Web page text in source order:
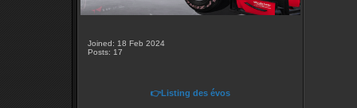
Joined: 18 Feb 2024
Posts: 17
👉Listing des évos